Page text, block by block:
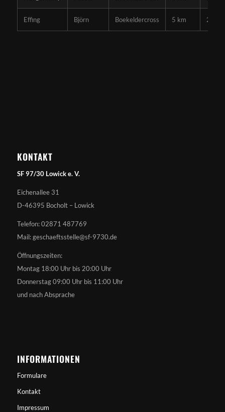
Effing Björn Boekeldercross 5 km 27:43
KONTAKT
SF 97/30 Lowick e. V.
Eichenallee 31
D-46395 Bocholt – Lowick
Telefon: 02871 487769
Mail: geschaeftsstelle@sf-9730.de
Öffnungszeiten:
Montag 18:00 Uhr bis 20:00 Uhr
Donnerstag 09:00 Uhr bis 11:00 Uhr
und nach Absprache
INFORMATIONEN
Formulare
Kontakt
Impressum